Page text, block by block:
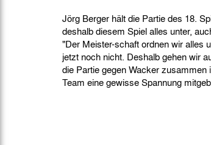
Jörg Berger hält die Partie des 18.
deshalb diesem Spiel alles unter,
"Der Meister-schaft ordnen wir alles
jetzt noch nicht. Deshalb gehen wir
die Partie gegen Wacker
Team eine gewisse Spannung